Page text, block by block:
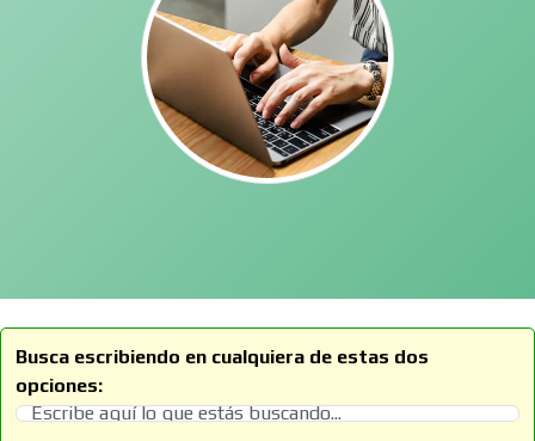
Busca escribiendo en cualquiera de estas dos
opciones: